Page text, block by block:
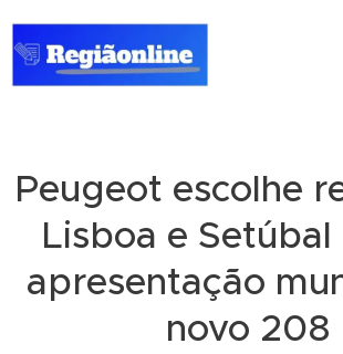
Peugeot escolhe
Lisboa e Setúbal
apresentação
novo 208